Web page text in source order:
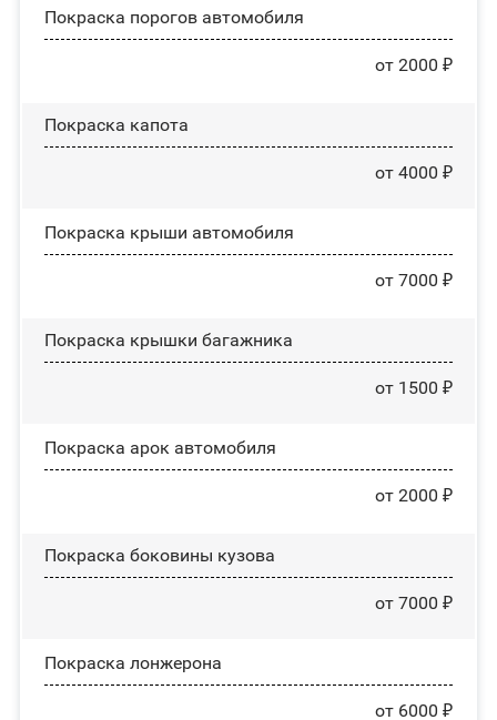
Покраска порогов автомобиля
от 2000 ₽
Покраска капота
от 4000 ₽
Покраска крыши автомобиля
от 7000 ₽
Покраска крышки багажника
от 1500 ₽
Покраска арок автомобиля
от 2000 ₽
Покраска боковины кузова
от 7000 ₽
Покраска лонжерона
от 6000 ₽